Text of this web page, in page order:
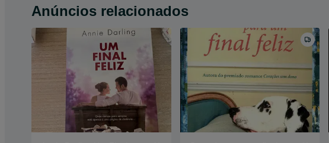
Anúncios relacionados